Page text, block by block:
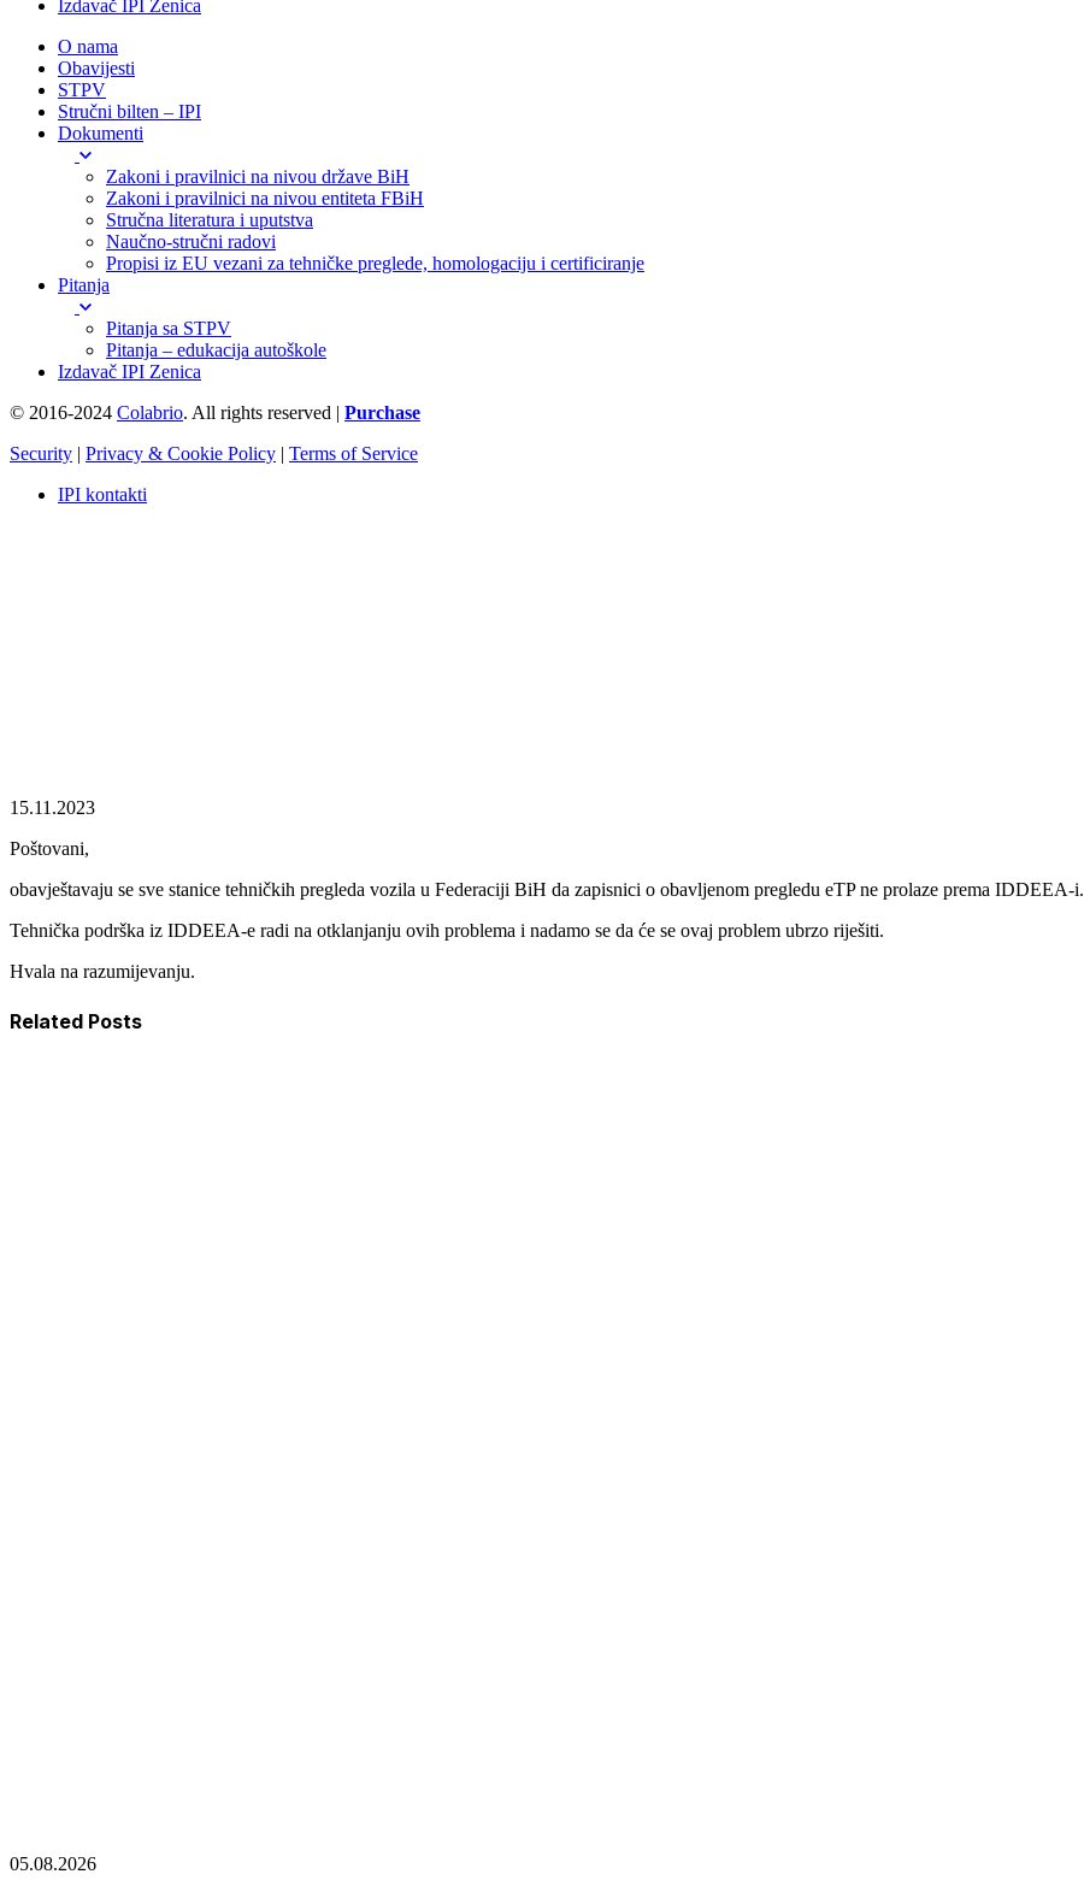
Izdavač IPI Zenica
O nama
Obavijesti
STPV
Stručni bilten – IPI
Dokumenti
Zakoni i pravilnici na nivou države BiH
Zakoni i pravilnici na nivou entiteta FBiH
Stručna literatura i uputstva
Naučno-stručni radovi
Propisi iz EU vezani za tehničke preglede, homologaciju i certificiranje
Pitanja
Pitanja sa STPV
Pitanja – edukacija autoškole
Izdavač IPI Zenica
© 2016-2024 Colabrio. All rights reserved | Purchase
Security | Privacy & Cookie Policy | Terms of Service
IPI kontakti
15.11.2023
Poštovani,
obavještavaju se sve stanice tehničkih pregleda vozila u Federaciji BiH da zapisnici o obavljenom pregledu eTP ne prolaze prema IDDEEA-i.
Tehnička podrška iz IDDEEA-e radi na otklanjanju ovih problema i nadamo se da će se ovaj problem ubrzo riješiti.
Hvala na razumijevanju.
Related Posts
05.08.2026